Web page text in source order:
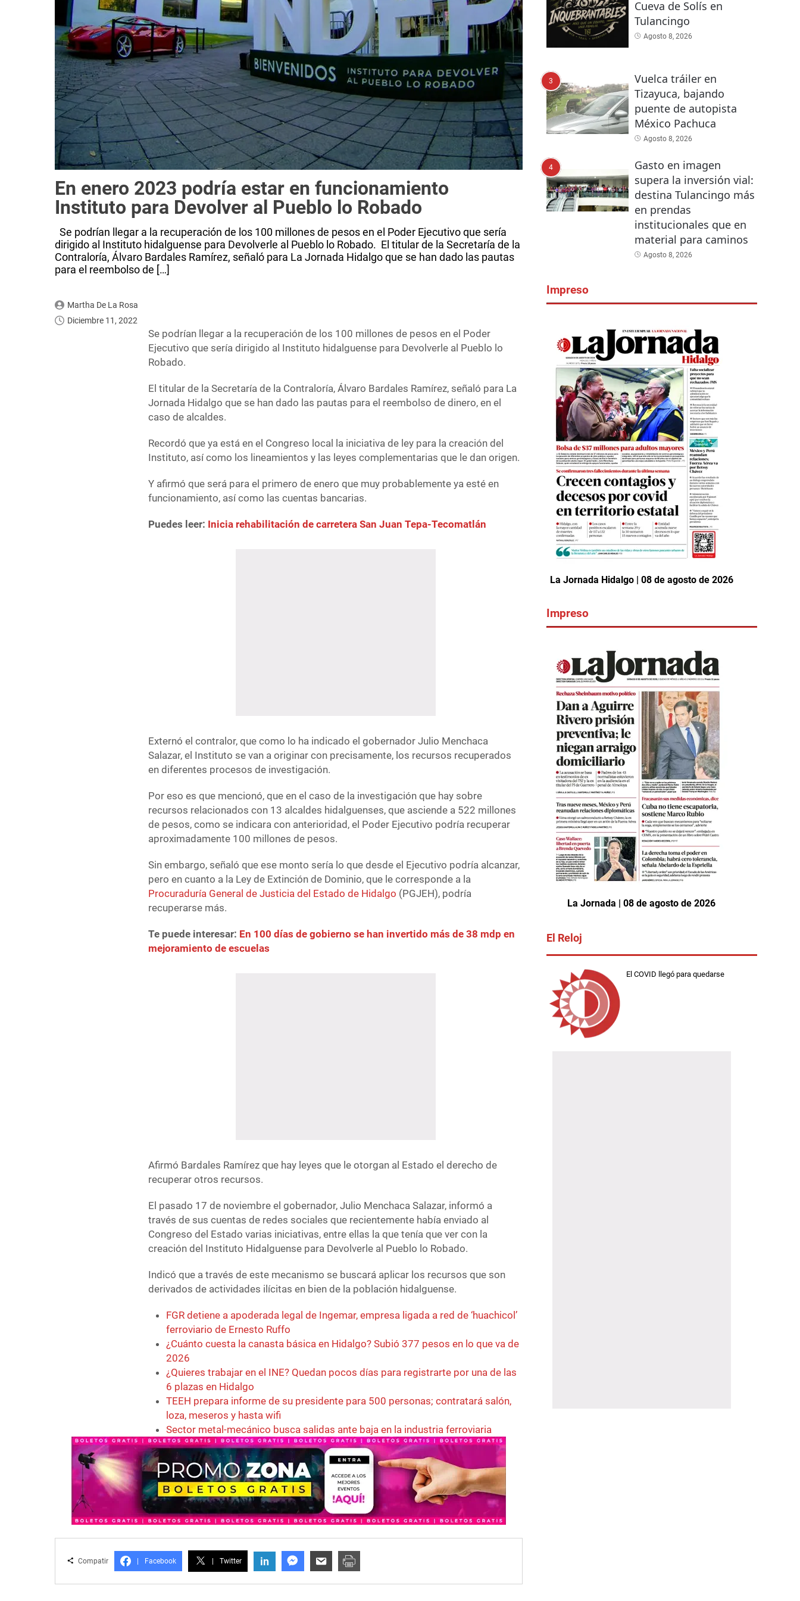
En enero 2023 podría estar en funcionamiento
Instituto para Devolver al Pueblo lo Robado
Se podrían llegar a la recuperación de los 100 millones de pesos en el Poder Ejecutivo que sería
dirigido al Instituto hidalguense para Devolverle al Pueblo lo Robado. El titular de la Secretaría de la
Contraloría, Álvaro Bardales Ramírez, señaló para La Jornada Hidalgo que se han dado las pautas
para el reembolso de […]
Martha De La Rosa
Diciembre 11, 2022
Se podrían llegar a la recuperación de los 100 millones de pesos en el Poder
Ejecutivo que sería dirigido al Instituto hidalguense para Devolverle al Pueblo lo
Robado.
El titular de la Secretaría de la Contraloría, Álvaro Bardales Ramírez, señaló para La
Jornada Hidalgo que se han dado las pautas para el reembolso de dinero, en el
caso de alcaldes.
Recordó que ya está en el Congreso local la iniciativa de ley para la creación del
Instituto, así como los lineamientos y las leyes complementarias que le dan origen.
Y afirmó que será para el primero de enero que muy probablemente ya esté en
funcionamiento, así como las cuentas bancarias.
Puedes leer: Inicia rehabilitación de carretera San Juan Tepa-Tecomatlán
Externó el contralor, que como lo ha indicado el gobernador Julio Menchaca
Salazar, el Instituto se van a originar con precisamente, los recursos recuperados
en diferentes procesos de investigación.
Por eso es que mencionó, que en el caso de la investigación que hay sobre
recursos relacionados con 13 alcaldes hidalguenses, que asciende a 522 millones
de pesos, como se indicara con anterioridad, el Poder Ejecutivo podría recuperar
aproximadamente 100 millones de pesos.
Sin embargo, señaló que ese monto sería lo que desde el Ejecutivo podría alcanzar,
pero en cuanto a la Ley de Extinción de Dominio, que le corresponde a la
Procuraduría General de Justicia del Estado de Hidalgo (PGJEH), podría
recuperarse más.
Te puede interesar: En 100 días de gobierno se han invertido más de 38 mdp en
mejoramiento de escuelas
Afirmó Bardales Ramírez que hay leyes que le otorgan al Estado el derecho de
recuperar otros recursos.
El pasado 17 de noviembre el gobernador, Julio Menchaca Salazar, informó a
través de sus cuentas de redes sociales que recientemente había enviado al
Congreso del Estado varias iniciativas, entre ellas la que tenía que ver con la
creación del Instituto Hidalguense para Devolverle al Pueblo lo Robado.
Indicó que a través de este mecanismo se buscará aplicar los recursos que son
derivados de actividades ilícitas en bien de la población hidalguense.
FGR detiene a apoderada legal de Ingemar, empresa ligada a red de ‘huachicol’
ferroviario de Ernesto Ruffo
¿Cuánto cuesta la canasta básica en Hidalgo? Subió 377 pesos en lo que va de
2026
¿Quieres trabajar en el INE? Quedan pocos días para registrarte por una de las
6 plazas en Hidalgo
TEEH prepara informe de su presidente para 500 personas; contratará salón,
loza, meseros y hasta wifi
Sector metal-mecánico busca salidas ante baja en la industria ferroviaria
Compatir Facebook Twitter in
Cueva de Solís en
Tulancingo
Agosto 8, 2026
3
Vuelca tráiler en
Tizayuca, bajando
puente de autopista
México Pachuca
Agosto 8, 2026
4
Gasto en imagen
supera la inversión vial:
destina Tulancingo más
en prendas
institucionales que en
material para caminos
Agosto 8, 2026
Impreso
La Jornada Hidalgo | 08 de agosto de 2026
Impreso
La Jornada | 08 de agosto de 2026
El Reloj
El COVID llegó para quedarse